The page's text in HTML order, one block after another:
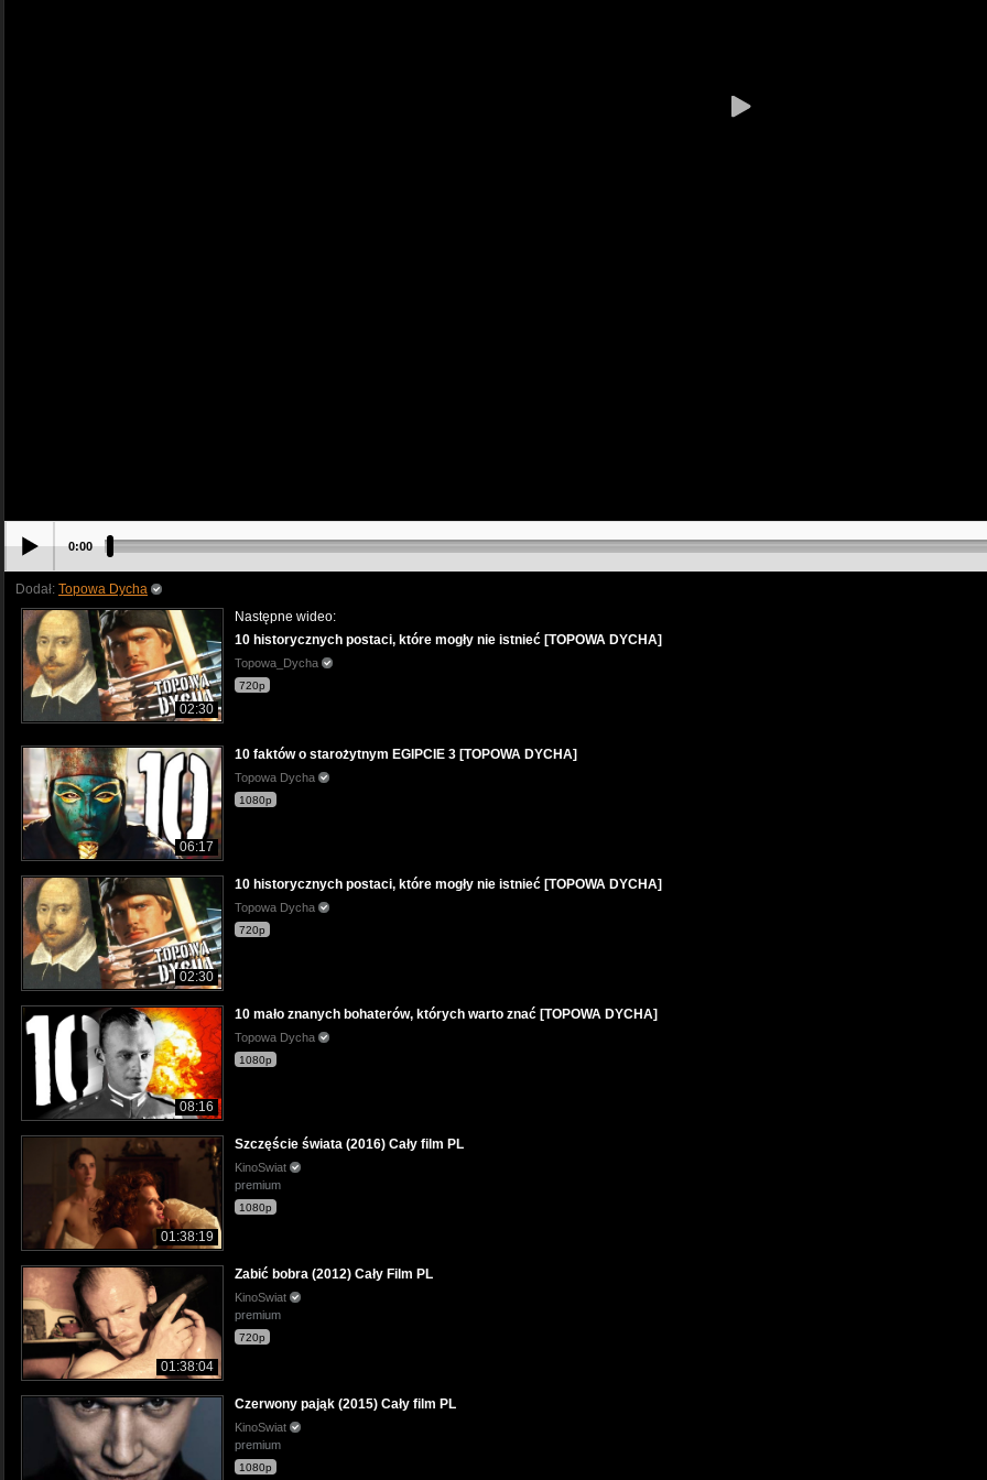
0:00
Dodał: Topowa Dycha
02:30
Następne wideo:
10 historycznych postaci, które mogły nie istnieć [TOPOWA DYCHA]
Topowa_Dycha
720p
06:17
10 faktów o starożytnym EGIPCIE 3 [TOPOWA DYCHA]
Topowa Dycha
1080p
02:30
10 historycznych postaci, które mogły nie istnieć [TOPOWA DYCHA]
Topowa Dycha
720p
08:16
10 mało znanych bohaterów, których warto znać [TOPOWA DYCHA]
Topowa Dycha
1080p
01:38:19
Szczęście świata (2016) Cały film PL
KinoSwiat
premium
1080p
01:38:04
Zabić bobra (2012) Cały Film PL
KinoSwiat
premium
720p
Czerwony pająk (2015) Cały film PL
KinoSwiat
premium
1080p